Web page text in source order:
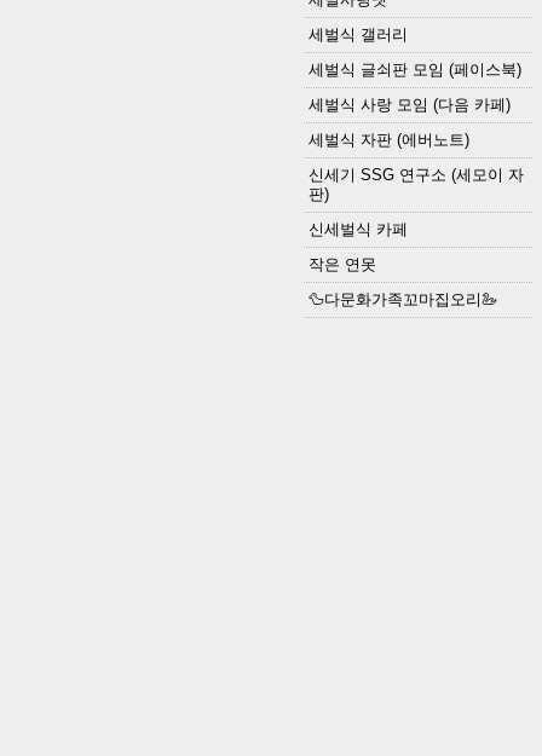
세벌식 갤러리
세벌식 글쇠판 모임 (페이스북)
세벌식 사랑 모임 (다음 카페)
세벌식 자판 (에버노트)
신세기 SSG 연구소 (세모이 자
판)
신세벌식 카페
작은 연못
🦆다문화가족꼬마집오리🦢